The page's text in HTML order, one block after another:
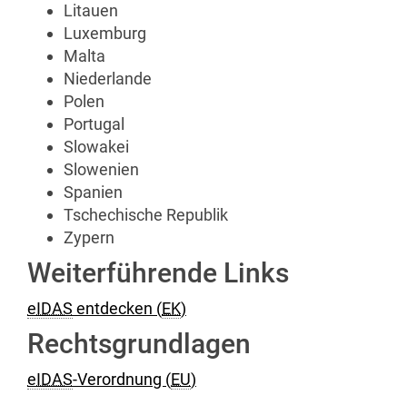
Litauen
Luxemburg
Malta
Niederlande
Polen
Portugal
Slowakei
Slowenien
Spanien
Tschechische Republik
Zypern
Weiterführende Links
eIDAS entdecken (EK)
Rechtsgrundlagen
eIDAS-Verordnung (EU)